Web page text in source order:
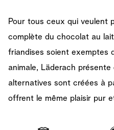
Pour tous ceux qui veulent
complète du chocolat au
friandises soient exemptes
animale, Läderach
alternatives sont créées à
offrent le même plaisir pur